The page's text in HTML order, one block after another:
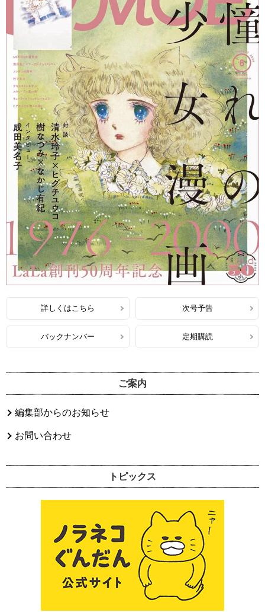
詳しくはこちら 次号予告
バックナンバー 定期購読
ご案内
編集部からのお知らせ
お問い合わせ
トピックス